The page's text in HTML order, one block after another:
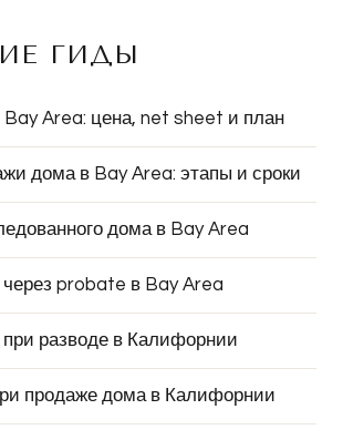
ГИДЫ
Bay Area: цена, net sheet и план
дома в Bay Area: этапы и сроки
дома в Bay Area
probate в Bay Area
разводе в Калифорнии
продаже дома в Калифорнии